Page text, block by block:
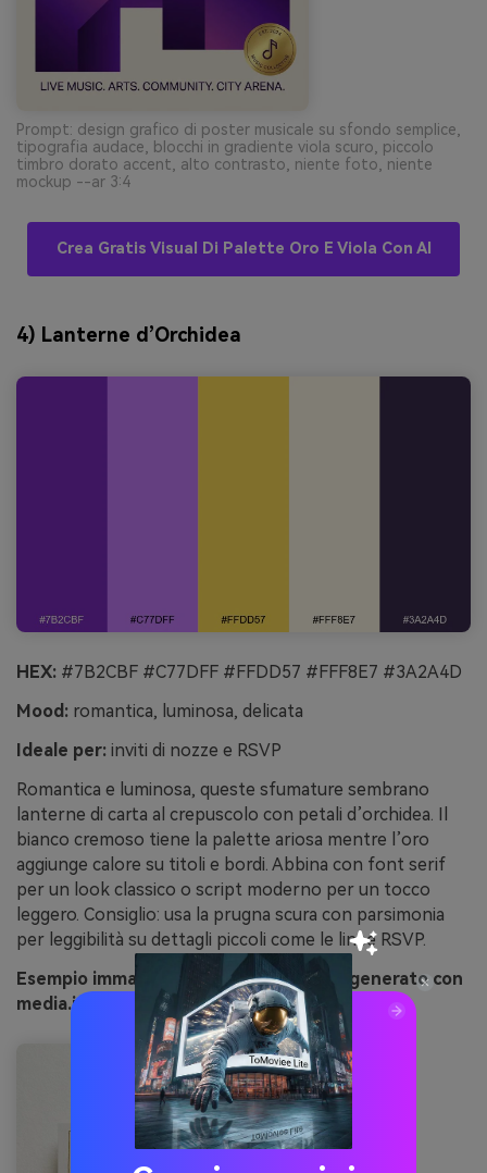
Prompt: design grafico di poster musicale su sfondo semplice,
tipografia audace, blocchi in gradiente viola scuro, piccolo
timbro dorato accent, alto contrasto, niente foto, niente
mockup --ar 3:4
Crea Gratis Visual Di Palette Oro E Viola Con AI
4) Lanterne d’Orchidea
HEX: #7B2CBF #C77DFF #FFDD57 #FFF8E7 #3A2A4D
Mood: romantica, luminosa, delicata
Ideale per: inviti di nozze e RSVP
Romantica e luminosa, queste sfumature sembrano
lanterne di carta al crepuscolo con petali d’orchidea. Il
bianco cremoso tiene la palette ariosa mentre l’oro
aggiunge calore su titoli e bordi. Abbina con font serif
per un look classico o script moderno per un tocco
leggero. Consiglio: usa la prugna scura con parsimonia
per leggibilità su dettagli piccoli come le linee RSVP.
Esempio immagine lanterne d’orchidea generato con
media.io